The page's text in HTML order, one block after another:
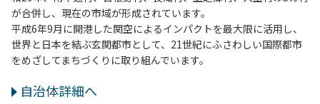
が合併し、現在の市域が形成されています。
平成6年9月に開港した関空によるインパクトを最大限に活用し、
世界と日本を結ぶ玄関都市として、21世紀にふさわしい国際都市
をめざしてまちづくりに取り組んでいます。
自治体詳細へ